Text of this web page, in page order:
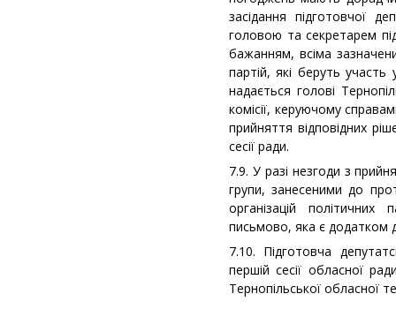
засідання підготовчої
головою та секретарем
бажанням, всіма
партій, які беруть участь
надається голові
комісії, керуючому
прийняття відповідних
сесії ради.
7.9. У разі незгоди з
групи, занесеними до
організацій
письмово, яка є додатком
7.10. Підготовча
першій сесії обласної
Тернопільської обласної